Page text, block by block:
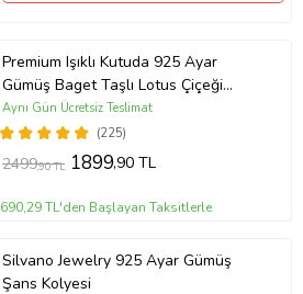
Premium Işıklı Kutuda 925 Ayar
Gümüş Baget Taşlı Lotus Çiçeği
Kolye
(225)
Aynı Gün Ücretsiz Teslimat
2499,90 TL 1899,90 TL
690,29 TL'den Başlayan Taksitlerle
Silvano Jewelry 925 Ayar Gümüş
Şans Kolyesi